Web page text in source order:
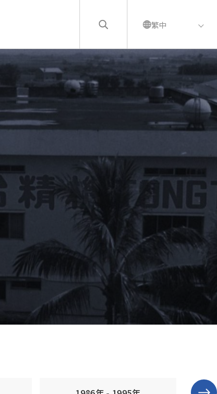
繁中
繁中
English